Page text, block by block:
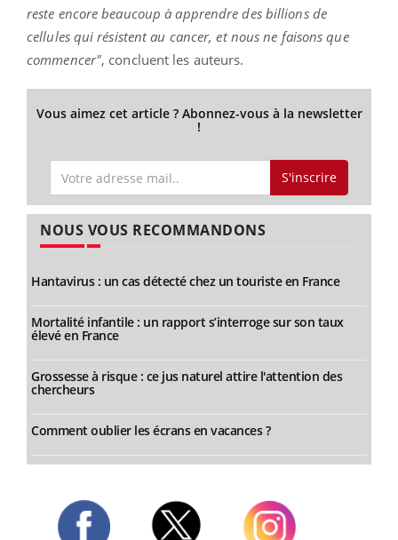
reste encore beaucoup à apprendre des billions de
cellules qui résistent au cancer, et nous ne faisons que
commencer", concluent les auteurs.
Vous aimez cet article ? Abonnez-vous à la newsletter
!
S'inscrire
NOUS VOUS RECOMMANDONS
Hantavirus : un cas détecté chez un touriste en France
Mortalité infantile : un rapport s’interroge sur son taux
élevé en France
Grossesse à risque : ce jus naturel attire l'attention des
chercheurs
Comment oublier les écrans en vacances ?